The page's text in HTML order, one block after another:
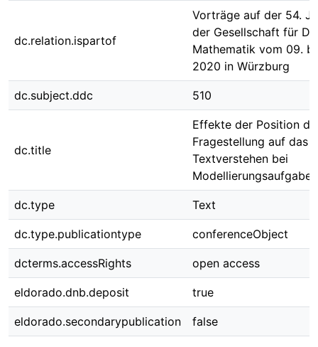
dc.relation.ispartof
Vorträge auf der 54.
der Gesellschaft für
Mathematik vom 09.
2020 in Würzburg
dc.subject.ddc 510
dc.title
Effekte der Position
Fragestellung auf das
Textverstehen bei
Modellierungsaufgaben
dc.type Text
dc.type.publicationtype conferenceObject
dcterms.accessRights open access
eldorado.dnb.deposit true
eldorado.secondarypublication false